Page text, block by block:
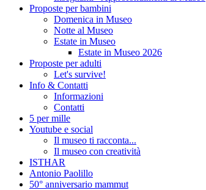
Proposte per bambini
Domenica in Museo
Notte al Museo
Estate in Museo
Estate in Museo 2026
Proposte per adulti
Let's survive!
Info & Contatti
Informazioni
Contatti
5 per mille
Youtube e social
Il museo ti racconta...
Il museo con creatività
ISTHAR
Antonio Paolillo
50° anniversario mammut